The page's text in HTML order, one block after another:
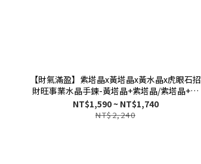
【財氣滿盈】紫塔晶x黃塔晶x黃水晶x虎眼石招
財旺事業水晶手鍊-黃塔晶+紫塔晶/紫塔晶+紫
幽靈/黃塔晶+虎眼石
NT$1,590 ~ NT$1,740
NT$2,240